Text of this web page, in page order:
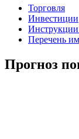
Торговля
Инвестиции
Инструкции
Перечень
Прогноз